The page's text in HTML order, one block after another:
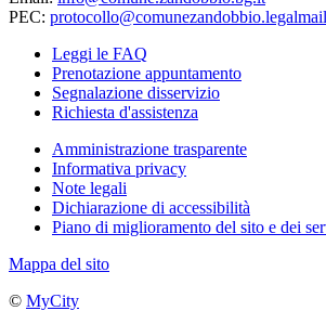
PEC:
Leggi le FAQ
Prenotazione appuntamento
Segnalazione disservizio
Richiesta d'assistenza
Amministrazione trasparente
Informativa privacy
Note legali
Dichiarazione di accessibilità
Piano di miglioramento del sito e dei
Mappa del sito
© MyCity